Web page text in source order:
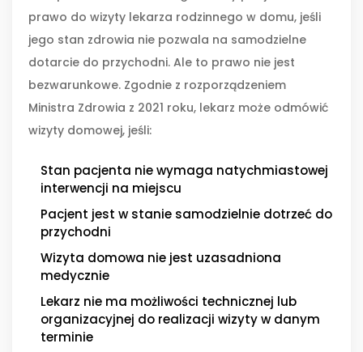
prawo do wizyty lekarza rodzinnego w domu, jeśli
jego stan zdrowia nie pozwala na samodzielne
dotarcie do przychodni. Ale to prawo nie jest
bezwarunkowe. Zgodnie z rozporządzeniem
Ministra Zdrowia z 2021 roku, lekarz może odmówić
wizyty domowej, jeśli:
Stan pacjenta nie wymaga natychmiastowej
interwencji na miejscu
Pacjent jest w stanie samodzielnie dotrzeć do
przychodni
Wizyta domowa nie jest uzasadniona
medycznie
Lekarz nie ma możliwości technicznej lub
organizacyjnej do realizacji wizyty w danym
terminie